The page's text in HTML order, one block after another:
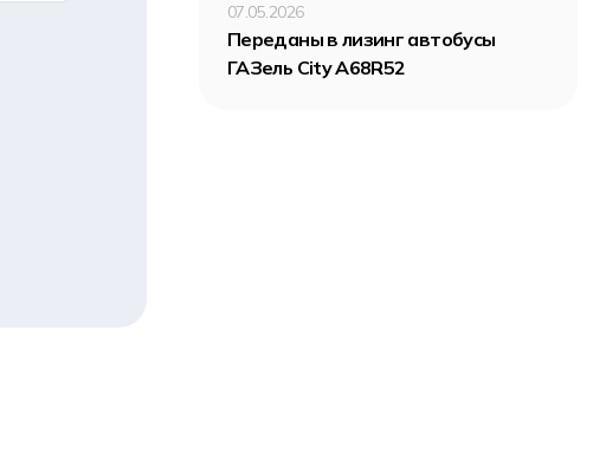
07.05.2026
Переданы в лизинг автобусы
ГАЗель City A68R52